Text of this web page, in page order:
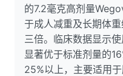
的7.2毫克高剂量
于成人减重及长期体
三倍。临床数据显示
显著优于标准剂量的
25%以上，主要适用